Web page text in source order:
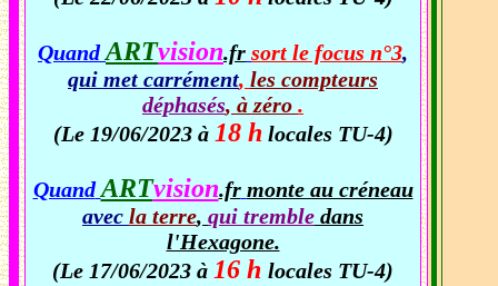
QuandARTvision.fr sort le focus n°3,
qui met carrément, les compteurs
déphasés, à zéro .
(Le 19/06/2023 à 18 h locales TU-4)
Quand ARTvision.fr monte au créneau
avec la terre, qui tremble dans
l'Hexagone.
(Le 17/06/2023 à 16 h locales TU-4)